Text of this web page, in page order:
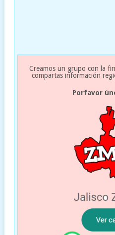
Creamos un grupo con la
compartas información
Porfavor